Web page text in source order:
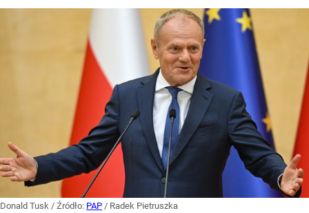
Donald Tusk / Źródło: PAP / Radek Pietruszka